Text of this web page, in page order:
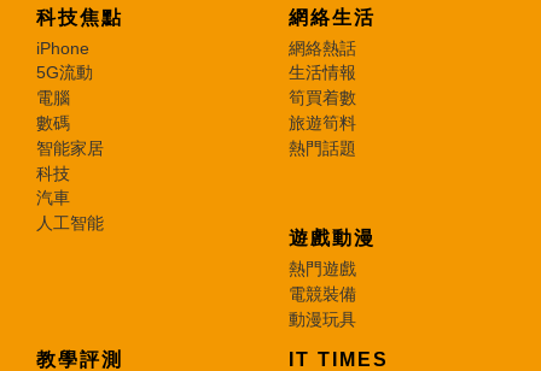
科技焦點
iPhone
5G流動
電腦
數碼
智能家居
科技
汽車
人工智能
網絡生活
網絡熱話
生活情報
筍買着數
旅遊筍料
熱門話題
遊戲動漫
熱門遊戲
電競裝備
動漫玩具
教學評測 IT TIMES